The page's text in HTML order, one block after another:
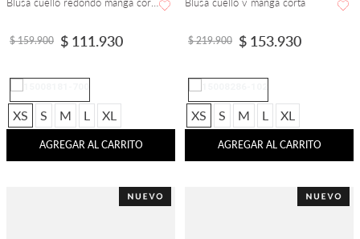
$ 159.900 $ 111.930
XS S M L XL
AGREGAR AL CARRITO
$ 219.900 $ 153.930
XS S M L XL
AGREGAR AL CARRITO